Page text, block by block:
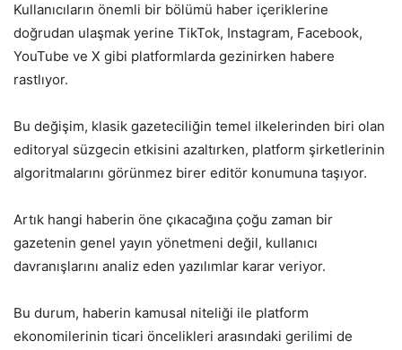
Kullanıcıların önemli bir bölümü haber içeriklerine
doğrudan ulaşmak yerine TikTok, Instagram, Facebook,
YouTube ve X gibi platformlarda gezinirken habere
rastlıyor.
Bu değişim, klasik gazeteciliğin temel ilkelerinden biri olan
editoryal süzgecin etkisini azaltırken, platform şirketlerinin
algoritmalarını görünmez birer editör konumuna taşıyor.
Artık hangi haberin öne çıkacağına çoğu zaman bir
gazetenin genel yayın yönetmeni değil, kullanıcı
davranışlarını analiz eden yazılımlar karar veriyor.
Bu durum, haberin kamusal niteliği ile platform
ekonomilerinin ticari öncelikleri arasındaki gerilimi de